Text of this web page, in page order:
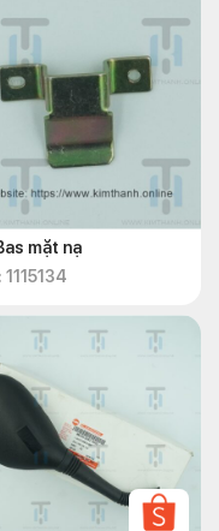
mặt nạ
1115134